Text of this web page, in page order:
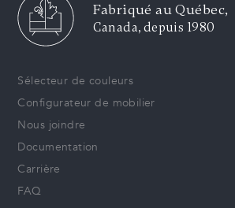
Fabriqué au Québec,
Canada, depuis 1980
Sélecteur de couleurs
Configurateur de mobilier
Nous joindre
Documentation
Carrière
FAQ